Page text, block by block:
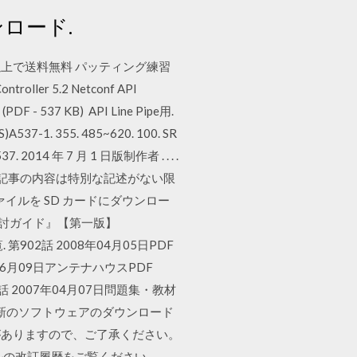
ード.
で送料無料 パッティング練習
5.2 Netconf API
- 537 KB) API Line Pipe用.
1. 355. 485~620. 100. SR
2014 年 7 月 1 日版制作者 . . . .
記事の内容は特別な記述がない限
ルを SD カードにダウンロー
イド』【第一版】
第902話 2008年04月05日PDF
月09日アンテナハウスPDF
2007年04月07日問題集・教材
ソフトウェアのダウンロード
りますので、ご了承ください。